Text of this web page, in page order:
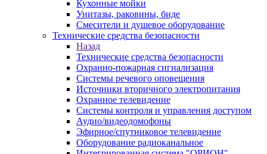
Кухонные мойки
Унитазы, раковины, биде
Смесители и душевое оборудование
Технические средства безопасности
Назад
Технические средства безопасности
Охранно-пожарная сигнализация
Системы речевого оповещения
Источники вторичного электропитания
Охранное телевидение
Системы контроля и управления доступом
Аудио/видеодомофоны
Эфирное/спутниковое телевидение
Оборудование радиоканальное